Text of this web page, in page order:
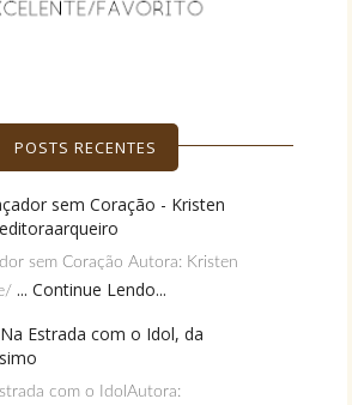
POSTS RECENTES
sem Coração - Kristen
sem Coração Autora: Kristen
... Continue Lendo...
Estrada com o Idol, da
com o IdolAutora: